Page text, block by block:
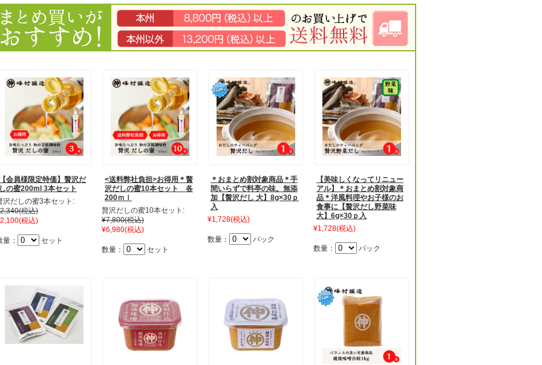
会員様限定特価】贅沢だ
の蜜200ml 3本セット
沢だしの蜜3本セット:
(税込)
(税込)
量： セット
<送料弊社負担>お得用＊贅
沢だしの蜜10本セット 各
200ｍｌ
贅沢だしの蜜10本セット:
¥7,800(税込)
¥6,980(税込)
数量： セット
＊おまとめ割対象商品＊手
間いらずで料亭の味。無添
加【贅沢だし 大】8g×30ｐ
入
¥1,728(税込)
数量： パック
【美味しくなってリニュー
アル】＊おまとめ割対象商
品＊洋風料理やお子様のお
食事に【贅沢だし野菜味
大】6g×30ｐ入
¥1,728(税込)
数量： パック